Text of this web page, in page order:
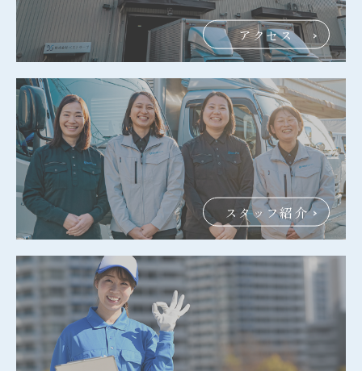
アクセス
スタッフ紹介